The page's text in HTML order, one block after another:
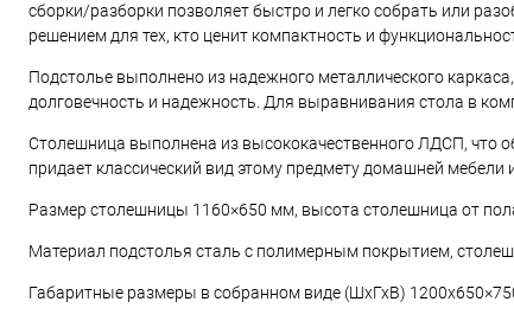
сборки/разборки позволяет быстро и легко собрать или
решением для тех, кто ценит компактность и
Подстолье выполнено из надежного металлического
долговечность и надежность. Для выравнивания стола в
Столешница выполнена из высококачественного ЛДСП, что
придает классический вид этому предмету домашней
Размер столешницы 1160×650 мм, высота столешница от
Материал подстолья сталь с полимерным покрытием,
Габаритные размеры в собранном виде (ШхГхВ)